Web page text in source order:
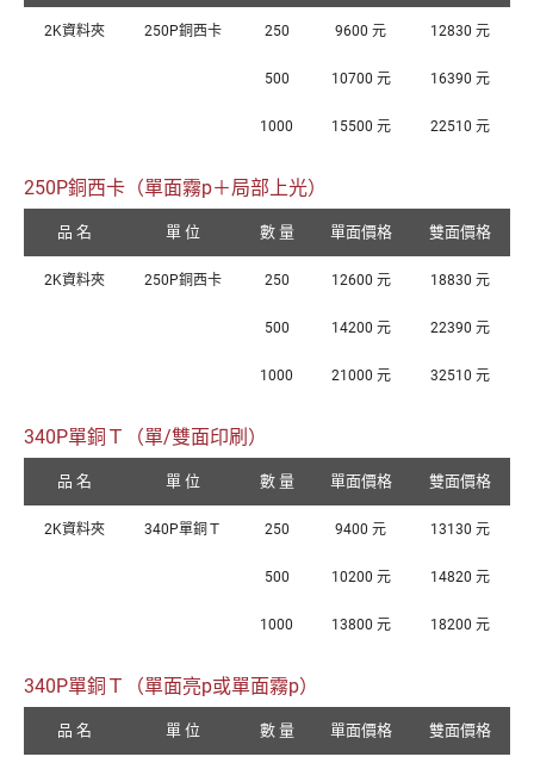
2K資料夾 250P銅西卡 250 9600 元 12830 元
500 10700 元 16390 元
1000 15500 元 22510 元
250P銅西卡（單面霧p＋局部上光）
品 名 單 位 數 量 單面價格 雙面價格
2K資料夾 250P銅西卡 250 12600 元 18830 元
500 14200 元 22390 元
1000 21000 元 32510 元
340P單銅Ｔ（單/雙面印刷）
品 名 單 位 數 量 單面價格 雙面價格
2K資料夾 340P單銅Ｔ 250 9400 元 13130 元
500 10200 元 14820 元
1000 13800 元 18200 元
340P單銅Ｔ（單面亮p或單面霧p）
品 名 單 位 數 量 單面價格 雙面價格